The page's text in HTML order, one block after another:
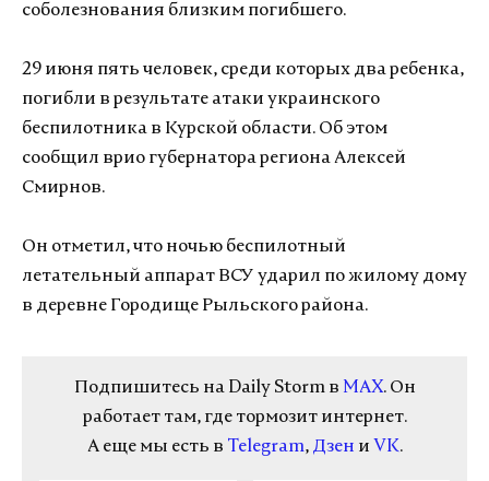
соболезнования близким погибшего.
29 июня пять человек, среди которых два ребенка,
погибли в результате атаки украинского
беспилотника в Курской области. Об этом
сообщил врио губернатора региона Алексей
Смирнов.
Он отметил, что ночью беспилотный
летательный аппарат ВСУ ударил по жилому дому
в деревне Городище Рыльского района.
Подпишитесь на Daily Storm в MAX. Он
работает там, где тормозит интернет.
А еще мы есть в Telegram, Дзен и VK.